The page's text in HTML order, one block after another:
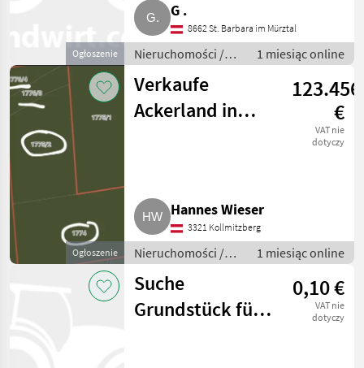
Ogłoszenie
G .
8662 St. Barbara im Mürztal
Nieruchomości /
Działki
1 miesiąc online
Ogłoszenie
Verkaufe
Ackerland in
123.456
€
VAT nie
dotyczy
Hannes Wieser
3321 Kollmitzberg
Nieruchomości /
Działki
1 miesiąc online
Suche
Grundstück für
0,10 €
VAT nie
dotyczy